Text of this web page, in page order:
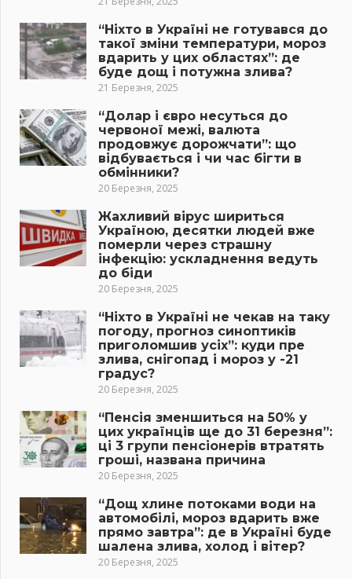
“Ніхто в Україні не готувався до
такої зміни температури, мороз
вдарить у цих областях”: де
буде дощ і потужна злива?
21 Березня, 2025
“Долар і євро несуться до
червоної межі, валюта
продовжує дорожчати”: що
відбувається і чи час бігти в
обмінники?
20 Березня, 2025
Жахливий вірус шириться
Україною, десятки людей вже
померли через страшну
інфекцію: ускладнення ведуть
до біди
20 Березня, 2025
“Ніхто в Україні не чекав на таку
погоду, прогноз синоптиків
приголомшив усіх”: куди пре
злива, снігопад і мороз у -21
градус?
20 Березня, 2025
“Пенсія зменшиться на 50% у
цих українців ще до 31 березня”:
ці 3 групи пенсіонерів втратять
гроші, названа причина
20 Березня, 2025
“Дощ хлине потоками води на
автомобілі, мороз вдарить вже
прямо завтра”: де в Україні буде
шалена злива, холод і вітер?
20 Березня, 2025